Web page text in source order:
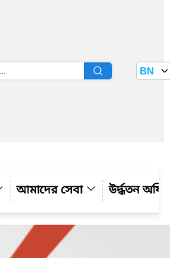
বাতায়ন BN
আমাদের সেবা উর্দ্ধতন